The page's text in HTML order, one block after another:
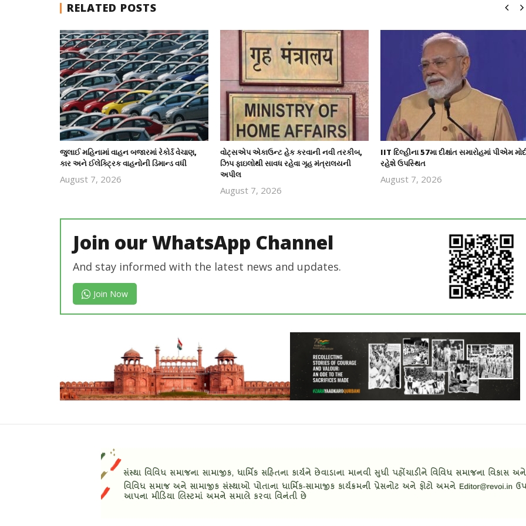
RELATED POSTS
જુલાઈ મહિનામાં વાહન બજારમાં રેકોર્ડ વેચાણ,
કાર અને ઈલેક્ટ્રિક વાહનોની ડિમાન્ડ વધી
August 7, 2026
વોટ્સએપ એકાઉન્ટ હેક કરવાની નવી તરકીબ,
ઝિપ ફાઇલોથી સાવધ રહેવા ગૃહ મંત્રાલયની
અપીલ
August 7, 2026
IIT દિલ્હીના 57મા દીક્ષાંત સમારોહમાં પીએમ
રહેશે ઉપસ્થિત
August 7, 2026
Join our WhatsApp Channel
And stay informed with the latest news and updates.
Join Now